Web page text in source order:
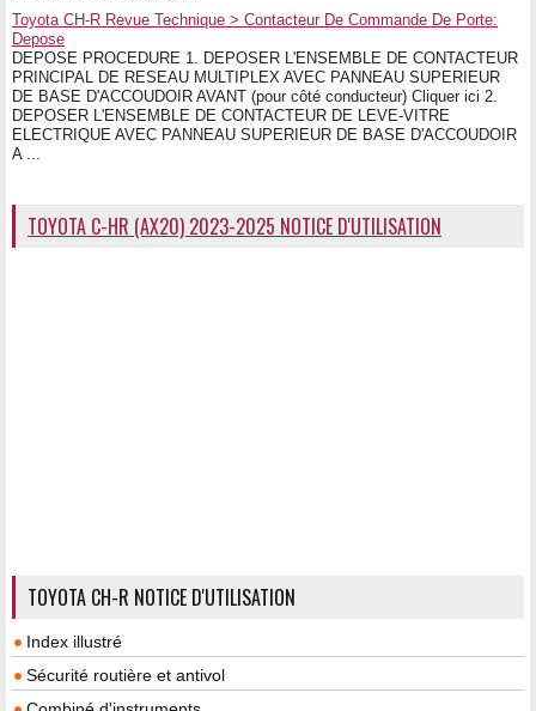
Toyota CH-R Revue Technique > Contacteur De Commande De Porte:
Depose
DEPOSE PROCEDURE 1. DEPOSER L'ENSEMBLE DE CONTACTEUR
PRINCIPAL DE RESEAU MULTIPLEX AVEC PANNEAU SUPERIEUR
DE BASE D'ACCOUDOIR AVANT (pour côté conducteur) Cliquer ici 2.
DEPOSER L'ENSEMBLE DE CONTACTEUR DE LEVE-VITRE
ELECTRIQUE AVEC PANNEAU SUPERIEUR DE BASE D'ACCOUDOIR
A ...
TOYOTA C-HR (AX20) 2023-2025 NOTICE D'UTILISATION
TOYOTA CH-R NOTICE D'UTILISATION
Index illustré
Sécurité routière et antivol